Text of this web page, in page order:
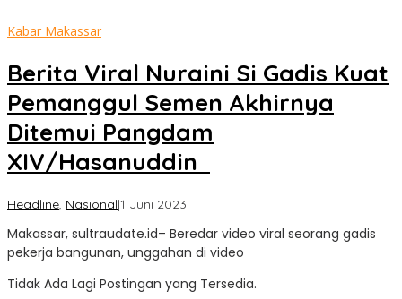
Kabar Makassar
Berita Viral Nuraini Si Gadis Kuat
Pemanggul Semen Akhirnya
Ditemui Pangdam
XIV/Hasanuddin
Headline, Nasional|1 Juni 2023
Update
Makassar, sultraudate.id– Beredar video viral seorang gadis
pekerja bangunan, unggahan di video
Tidak Ada Lagi Postingan yang Tersedia.